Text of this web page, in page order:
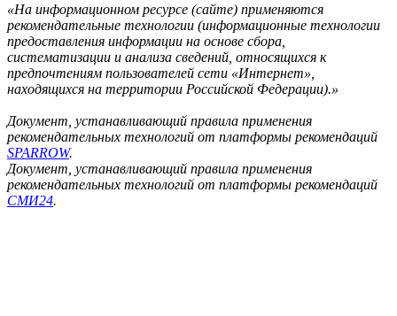
«На информационном ресурсе (сайте) применяются
рекомендательные технологии (информационные технологии
предоставления информации на основе сбора,
систематизации и анализа сведений, относящихся к
предпочтениям пользователей сети «Интернет»,
находящихся на территории Российской Федерации).»
Документ, устанавливающий правила применения
рекомендательных технологий от платформы рекомендаций
SPARROW.
Документ, устанавливающий правила применения
рекомендательных технологий от платформы рекомендаций
СМИ24.